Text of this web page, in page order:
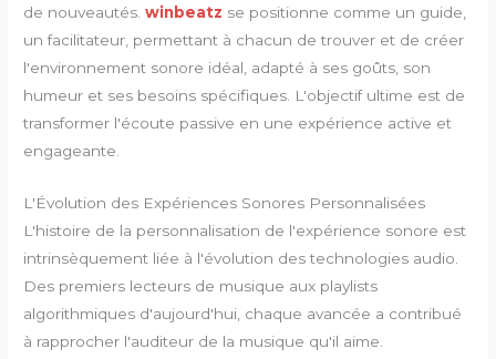
de nouveautés.winbeatz se positionne comme un guide,
un facilitateur, permettant à chacun de trouver et de créer
l'environnement sonore idéal, adapté à ses goûts, son
humeur et ses besoins spécifiques. L'objectif ultime est de
transformer l'écoute passive en une expérience active et
engageante.
L'Évolution des Expériences Sonores Personnalisées
L'histoire de la personnalisation de l'expérience sonore est
intrinsèquement liée à l'évolution des technologies audio.
Des premiers lecteurs de musique aux playlists
algorithmiques d'aujourd'hui, chaque avancée a contribué
à rapprocher l'auditeur de la musique qu'il aime.